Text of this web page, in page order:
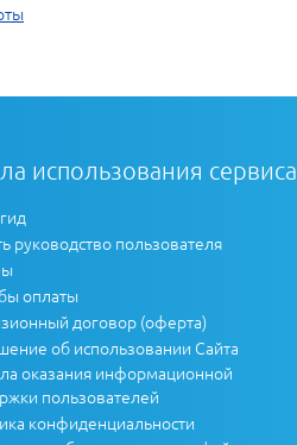
использования сервиса
руководство пользователя
оплаты
договор (оферта)
об использовании Сайта
оказания информационной
пользователей
конфиденциальности